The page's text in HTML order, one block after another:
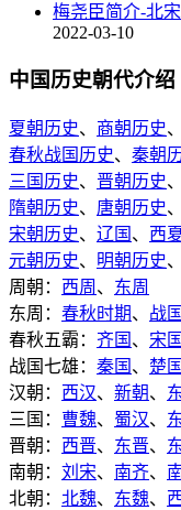
梅尧臣简介-北
2022-03-10
中国历史朝代介绍
夏朝历史、 商朝历史、
春秋战国历史、 秦朝
三国历史、 晋朝历史、
隋朝历史、 唐朝历史、
宋朝历史、 辽国 、 西
元朝历史、 明朝历史、
周朝： 西周 、 东周
东周： 春秋时期、 战
春秋五霸： 齐国 、 宋国
战国七雄： 秦国 、 楚国
汉朝： 西汉、 新朝、
三国： 曹魏、 蜀汉、
晋朝： 西晋、 东晋、
南朝： 刘宋、 南齐、
北朝： 北魏、 东魏、